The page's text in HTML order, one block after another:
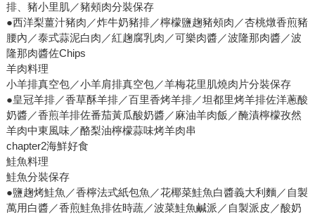
排、豬小里肌／豬頰肉分裝保存
●西洋梨薑汁豬肉／炸牛奶豬排／檸檬鹽趜豬頰肉／杏桃燉香煎豬
腰內／泰式蒜泥白肉／紅趜腐乳肉／可樂肉醬／波隆那肉醬／波
隆那肉醬佐Chips
羊肉料理
小羊排真空包／小羊肩排真空包／羊梅花里肌燒肉片分裝保存
●皇冠羊排／香草酥羊排／百里香烤羊排／坦都里烤羊排佐洋蔥酸
奶醬／香煎羊排佐番茄黃瓜酸奶醬／麻油羊肉飯／醃漬檸檬孜然
羊肉中東風味／酪梨油檸檬蒜味烤羊肉串
chapter2海鮮好食
鮭魚料理
鮭魚分裝保存
●鹽趜烤鮭魚／香檸法式紙包魚／花椰菜鮭魚白醬義大利麵／自製
萬用白醬／香煎鮭魚排佐時蔬／波菜鮭魚鹹派／自製派皮／酸奶